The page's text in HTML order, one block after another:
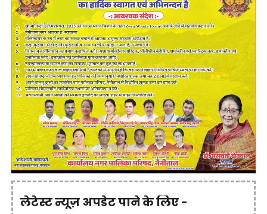
लेटेस्ट न्यूज़ अपडेट पाने के लिए -